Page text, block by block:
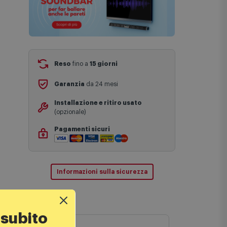
Garanzia da 24 mesi
(opzionale)
Pagamenti sicuri